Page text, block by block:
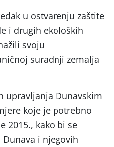
u ostvarenju zaštite
i drugih ekoloških
svoju
suradnji zemalja
upravljanja Dunavskim
koje je potrebno
2015., kako bi se
i njegovih